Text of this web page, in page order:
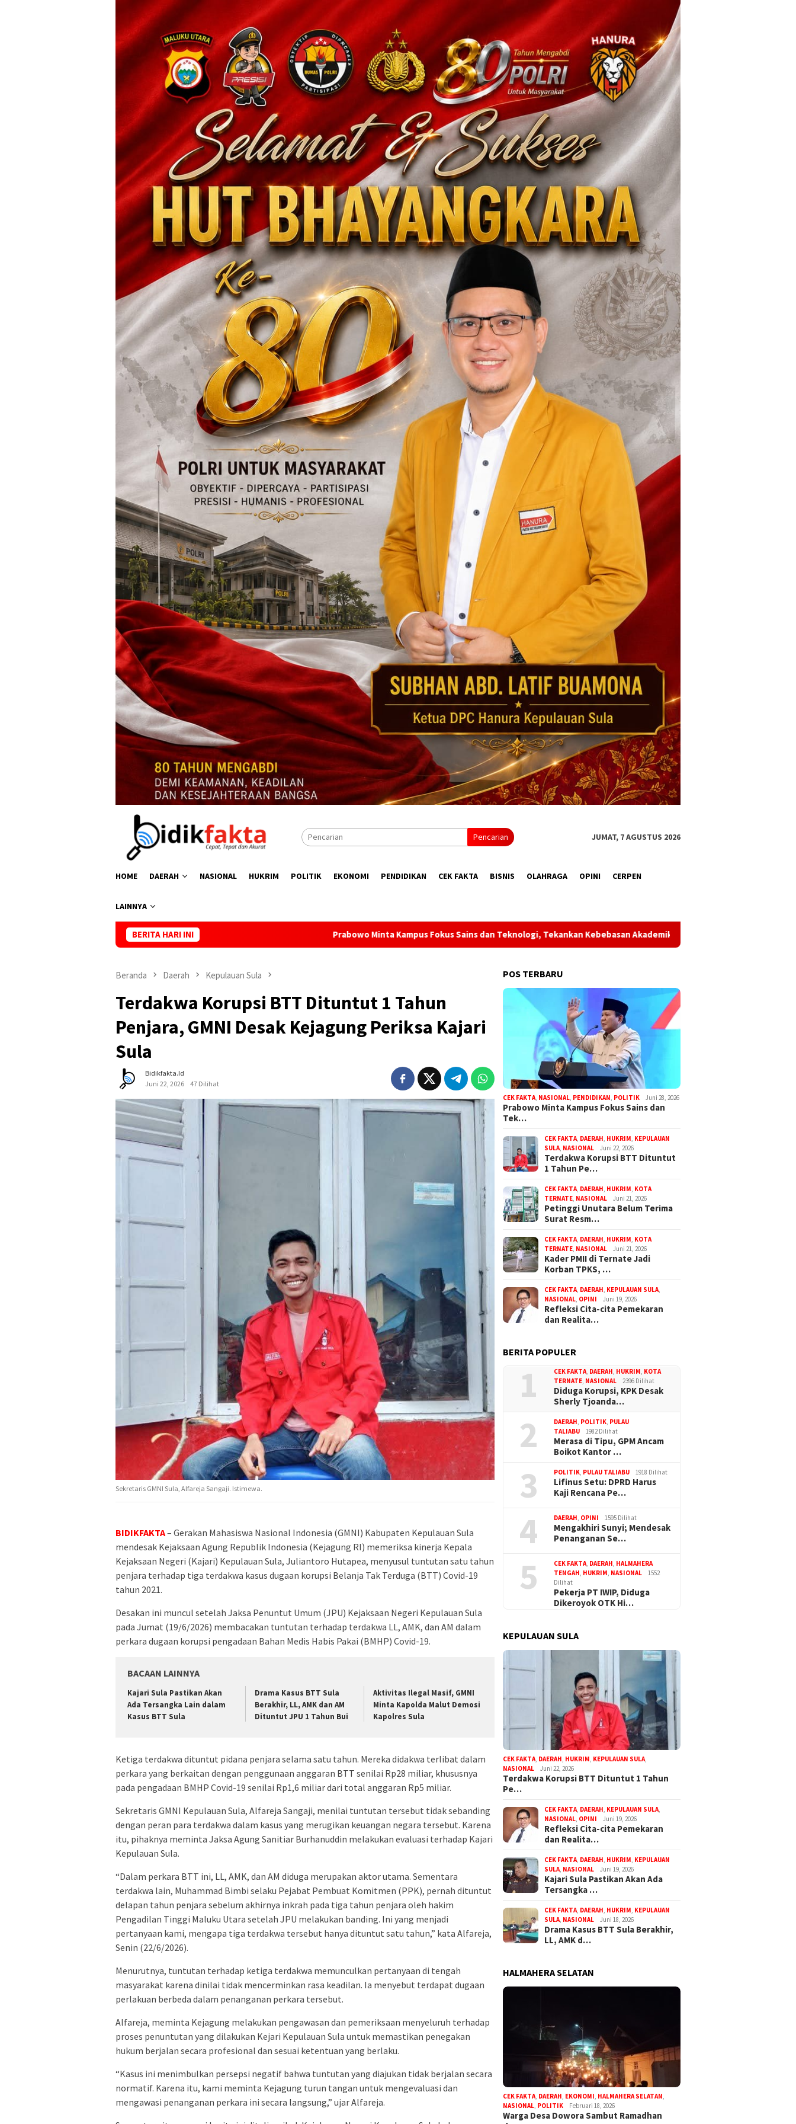
Pencarian JUMAT, 7 AGUSTUS 2026
HOME DAERAH NASIONAL HUKRIM POLITIK EKONOMI PENDIDIKAN CEK FAKTA BISNIS OLAHRAGA OPINI CERPEN
LAINNYA
BERITA HARI INIPrabowo Minta Kampus Fokus Sains dan Teknologi, Tekankan Kebebasan Akademik Terdakwa Korupsi BTT Dituntut 1 Tahun Penjara, GMNI
Beranda Daerah Kepulauan Sula
Terdakwa Korupsi BTT Dituntut 1 Tahun
Penjara, GMNI Desak Kejagung Periksa Kajari
Sula
Bidikfakta.id
Juni 22, 2026
47 Dilihat
Sekretaris GMNI Sula, Alfareja Sangaji. Istimewa.
BIDIKFAKTA– Gerakan Mahasiswa Nasional Indonesia (GMNI) Kabupaten Kepulauan Sula
mendesak Kejaksaan Agung Republik Indonesia (Kejagung RI) memeriksa kinerja Kepala
Kejaksaan Negeri (Kajari) Kepulauan Sula, Juliantoro Hutapea, menyusul tuntutan satu tahun
penjara terhadap tiga terdakwa kasus dugaan korupsi Belanja Tak Terduga (BTT) Covid-19
tahun 2021.
Desakan ini muncul setelah Jaksa Penuntut Umum (JPU) Kejaksaan Negeri Kepulauan Sula
pada Jumat (19/6/2026) membacakan tuntutan terhadap terdakwa LL, AMK, dan AM dalam
perkara dugaan korupsi pengadaan Bahan Medis Habis Pakai (BMHP) Covid-19.
BACAAN LAINNYA
Kajari Sula Pastikan Akan
Ada Tersangka Lain dalam
Kasus BTT Sula
Drama Kasus BTT Sula
Berakhir, LL, AMK dan AM
Dituntut JPU 1 Tahun Bui
Aktivitas Ilegal Masif, GMNI
Minta Kapolda Malut Demosi
Kapolres Sula
Ketiga terdakwa dituntut pidana penjara selama satu tahun. Mereka didakwa terlibat dalam
perkara yang berkaitan dengan penggunaan anggaran BTT senilai Rp28 miliar, khususnya
pada pengadaan BMHP Covid-19 senilai Rp1,6 miliar dari total anggaran Rp5 miliar.
Sekretaris GMNI Kepulauan Sula, Alfareja Sangaji, menilai tuntutan tersebut tidak sebanding
dengan peran para terdakwa dalam kasus yang merugikan keuangan negara tersebut. Karena
itu, pihaknya meminta Jaksa Agung Sanitiar Burhanuddin melakukan evaluasi terhadap Kajari
Kepulauan Sula.
“Dalam perkara BTT ini, LL, AMK, dan AM diduga merupakan aktor utama. Sementara
terdakwa lain, Muhammad Bimbi selaku Pejabat Pembuat Komitmen (PPK), pernah dituntut
delapan tahun penjara sebelum akhirnya inkrah pada tiga tahun penjara oleh hakim
Pengadilan Tinggi Maluku Utara setelah JPU melakukan banding. Ini yang menjadi
pertanyaan kami, mengapa tiga terdakwa tersebut hanya dituntut satu tahun,” kata Alfareja,
Senin (22/6/2026).
Menurutnya, tuntutan terhadap ketiga terdakwa memunculkan pertanyaan di tengah
masyarakat karena dinilai tidak mencerminkan rasa keadilan. Ia menyebut terdapat dugaan
perlakuan berbeda dalam penanganan perkara tersebut.
Alfareja, meminta Kejagung melakukan pengawasan dan pemeriksaan menyeluruh terhadap
proses penuntutan yang dilakukan Kejari Kepulauan Sula untuk memastikan penegakan
hukum berjalan secara profesional dan sesuai ketentuan yang berlaku.
“Kasus ini menimbulkan persepsi negatif bahwa tuntutan yang diajukan tidak berjalan secara
normatif. Karena itu, kami meminta Kejagung turun tangan untuk mengevaluasi dan
mengawasi penanganan perkara ini secara langsung,” ujar Alfareja.
POS TERBARU
CEK FAKTA NASIONAL PENDIDIKAN POLITIK Juni 28, 2026
Prabowo Minta Kampus Fokus Sains dan
Tek…
CEK FAKTA DAERAH HUKRIM KEPULAUAN
SULA NASIONAL Juni 22, 2026
Terdakwa Korupsi BTT Dituntut
1 Tahun Pe…
CEK FAKTA DAERAH HUKRIM KOTA
TERNATE NASIONAL Juni 21, 2026
Petinggi Unutara Belum Terima
Surat Resm…
CEK FAKTA DAERAH HUKRIM KOTA
TERNATE NASIONAL Juni 21, 2026
Kader PMII di Ternate Jadi
Korban TPKS, …
CEK FAKTA DAERAH KEPULAUAN SULA
NASIONAL OPINI Juni 19, 2026
Refleksi Cita-cita Pemekaran
dan Realita…
BERITA POPULER
1 CEK FAKTA DAERAH HUKRIM KOTA
TERNATE NASIONAL 2396 Dilihat
Diduga Korupsi, KPK Desak
Sherly Tjoanda…
2 DAERAH POLITIK PULAU
TALIABU
1982 Dilihat
Merasa di Tipu, GPM Ancam
Boikot Kantor …
3 POLITIK PULAU TALIABU 1918 Dilihat
Lifinus Setu: DPRD Harus
Kaji Rencana Pe…
4 DAERAH OPINI 1595 Dilihat
Mengakhiri Sunyi; Mendesak
Penanganan Se…
5 CEK FAKTA DAERAH HALMAHERA
TENGAH HUKRIM NASIONAL
1552
Dilihat
Pekerja PT IWIP, Diduga
Dikeroyok OTK Hi…
KEPULAUAN SULA
CEK FAKTA, DAERAH, HUKRIM, KEPULAUAN SULA,
NASIONAL
Juni 22, 2026
Terdakwa Korupsi BTT Dituntut 1 Tahun
Pe…
CEK FAKTA, DAERAH, KEPULAUAN SULA,
NASIONAL, OPINI Juni 19, 2026
Refleksi Cita-cita Pemekaran
dan Realita…
CEK FAKTA, DAERAH, HUKRIM, KEPULAUAN
SULA, NASIONAL Juni 19, 2026
Kajari Sula Pastikan Akan Ada
Tersangka …
CEK FAKTA, DAERAH, HUKRIM, KEPULAUAN
SULA, NASIONAL Juni 18, 2026
Drama Kasus BTT Sula Berakhir,
LL, AMK d…
HALMAHERA SELATAN
CEK FAKTA, DAERAH, EKONOMI, HALMAHERA SELATAN,
NASIONAL, POLITIK Februari 18, 2026
Warga Desa Dowora Sambut Ramadhan